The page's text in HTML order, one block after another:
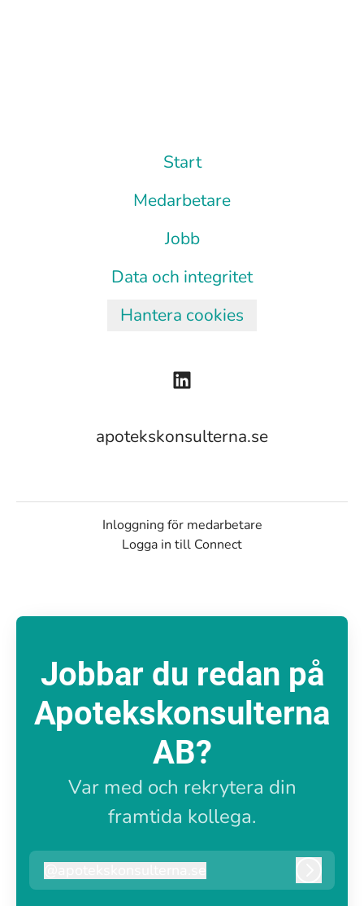
Start
Medarbetare
Jobb
Data och integritet
Hantera cookies
apotekskonsulterna.se
Inloggning för medarbetare
Logga in till Connect
Jobbar du redan på
Apotekskonsulterna
AB?
Var med och rekrytera din
framtida kollega.
apotekskonsulterna.se